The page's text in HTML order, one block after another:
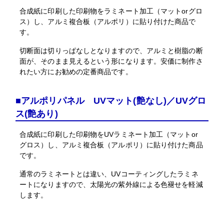
合成紙に印刷した印刷物をラミネート加工（マットorグロ
ス）し、アルミ複合板（アルポリ）に貼り付けた商品で
す。
切断面は切りっぱなしとなりますので、アルミと樹脂の断
面が、そのまま見えるという形になります。安価に制作さ
れたい方にお勧めの定番商品です。
■アルポリパネル UVマット(艶なし)／UVグロ
ス(艶あり)
合成紙に印刷した印刷物をUVラミネート加工（マットor
グロス）し、アルミ複合板（アルポリ）に貼り付けた商品
です。
通常のラミネートとは違い、UVコーティングしたラミネ
ートになりますので、太陽光の紫外線による色褪せを軽減
します。